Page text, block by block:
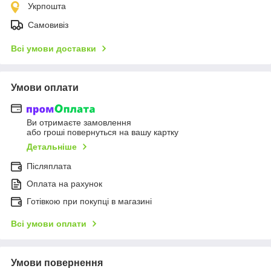
Укрпошта
Самовивіз
Всі умови доставки
Умови оплати
Ви отримаєте замовлення
або гроші повернуться на вашу картку
Детальніше
Післяплата
Оплата на рахунок
Готівкою при покупці в магазині
Всі умови оплати
Умови повернення